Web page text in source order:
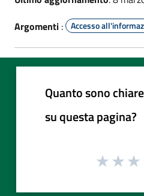
Argomenti : Accesso
Quanto sono
su questa pagina?